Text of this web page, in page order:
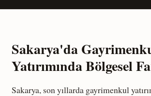
Sakarya'da
Yatırımında Bölgesel
Sakarya, son yıllarda gayrimenkul